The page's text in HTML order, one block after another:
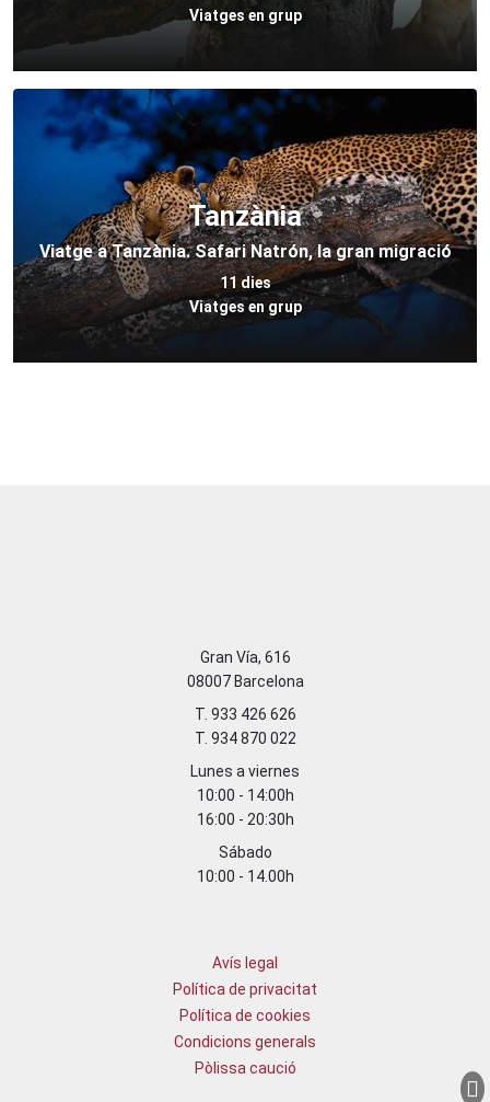
Viatges en grup
Tanzània
Viatge a Tanzània. Safari Natrón, la gran migració
11 dies
Viatges en grup
Gran Vía, 616
08007 Barcelona
T. 933 426 626
T. 934 870 022
Lunes a viernes
10:00 - 14:00h
16:00 - 20:30h
Sábado
10:00 - 14.00h
Avís legal
Política de privacitat
Política de cookies
Condicions generals
Pòlissa caució